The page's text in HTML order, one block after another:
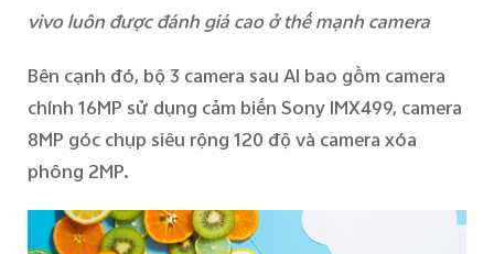
vivo luôn được đánh giá cao ở thế mạnh camera
Bên cạnh đó, bộ 3 camera sauAI bao gồm camera
chính 16MP sử dụng cảm biến Sony IMX499, camera
8MP góc chụp siêu rộng 120 độ và cameraxóa
phông 2MP.